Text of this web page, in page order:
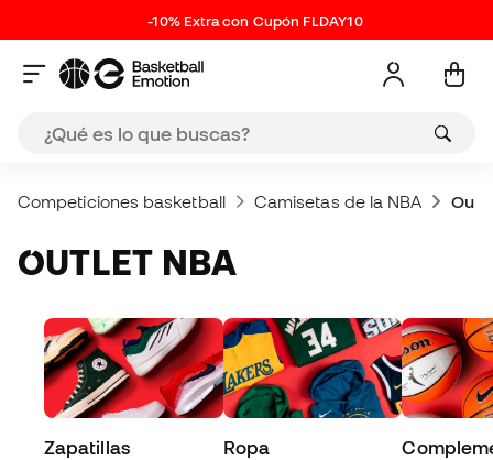
-10% Extra con Cupón FLDAY10
Competiciones basketball Camisetas de la NBA
OUTLET NBA
Zapatillas Ropa